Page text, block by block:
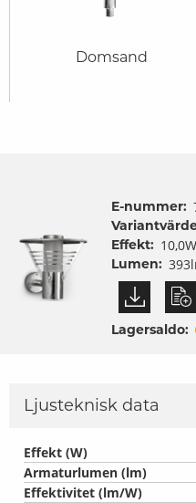
Domsand
E-nummer:
Effekt: 10,0W
Lumen:
Lagersaldo:
Ljusteknisk data
Effekt (W)
Armaturlumen (lm)
Effektivitet (lm/W)